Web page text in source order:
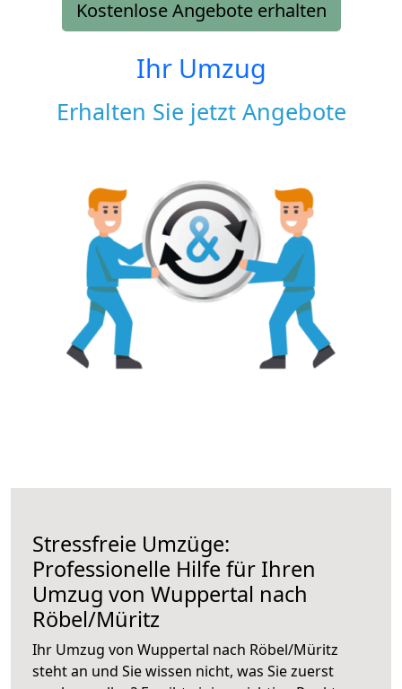
Kostenlose Angebote erhalten
Ihr Umzug
Erhalten Sie jetzt Angebote
Stressfreie Umzüge:
Professionelle Hilfe für Ihren
Umzug von Wuppertal nach
Röbel/Müritz
Ihr Umzug von Wuppertal nach Röbel/Müritz
steht an und Sie wissen nicht, was Sie zuerst